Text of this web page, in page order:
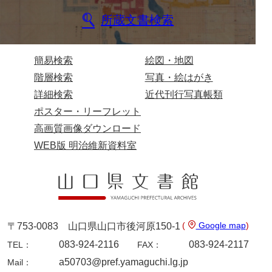
所蔵文書検索
簡易検索
階層検索
詳細検索
絵図・地図
写真・絵はがき
近代刊行写真帳類
ポスター・リーフレット
高画質画像ダウンロード
WEB版 明治維新資料室
〒753-0083 山口県山口市後河原150-1 ( Google map)
TEL：
083-924-2116 FAX： 083-924-2117
Mail： a50703@pref.yamaguchi.lg.jp